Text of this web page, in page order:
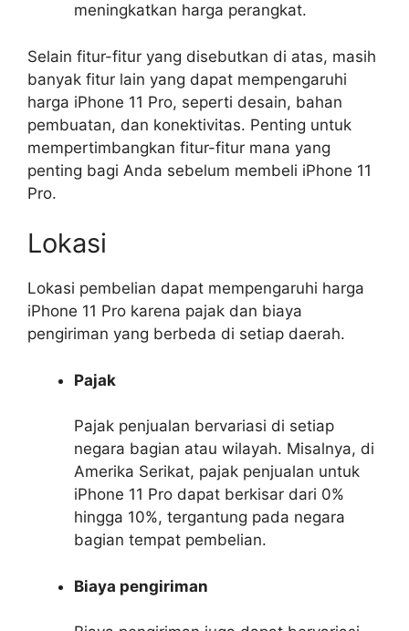
meningkatkan harga perangkat.
Selain fitur-fitur yang disebutkan di atas, masih
banyak fitur lain yang dapat mempengaruhi
harga iPhone 11 Pro, seperti desain, bahan
pembuatan, dan konektivitas. Penting untuk
mempertimbangkan fitur-fitur mana yang
penting bagi Anda sebelum membeli iPhone 11
Pro.
Lokasi
Lokasi pembelian dapat mempengaruhi harga
iPhone 11 Pro karena pajak dan biaya
pengiriman yang berbeda di setiap daerah.
Pajak
Pajak penjualan bervariasi di setiap
negara bagian atau wilayah. Misalnya, di
Amerika Serikat, pajak penjualan untuk
iPhone 11 Pro dapat berkisar dari 0%
hingga 10%, tergantung pada negara
bagian tempat pembelian.
Biaya pengiriman